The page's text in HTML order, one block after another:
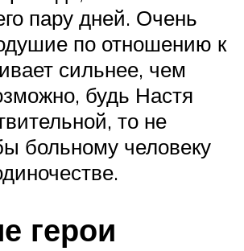
пару дней. Очень
по отношению к
сильнее, чем
будь Настя
то не
больному человеку
герои